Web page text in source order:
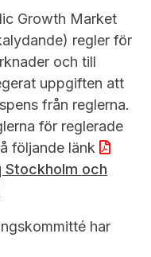
Growth Market
regler för
och till
uppgiften att
från reglerna.
för reglerade
följande länk
och
har